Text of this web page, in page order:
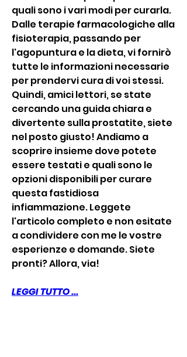
quali sono i vari modi per curarla.
Dalle terapie farmacologiche alla
fisioterapia, passando per
l'agopuntura e la dieta, vi fornirò
tutte le informazioni necessarie
per prendervi cura di voi stessi.
Quindi, amici lettori, se state
cercando una guida chiara e
divertente sulla prostatite, siete
nel posto giusto! Andiamo a
scoprire insieme dove potete
essere testati e quali sono le
opzioni disponibili per curare
questa fastidiosa
infiammazione. Leggete
l'articolo completo e non esitate
a condividere con me le vostre
esperienze e domande. Siete
pronti? Allora, via!
LEGGI TUTTO ...